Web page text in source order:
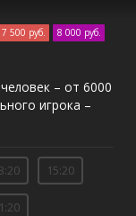
7 500 руб.
8 000 руб.
– от 6000
игрока –
15:20